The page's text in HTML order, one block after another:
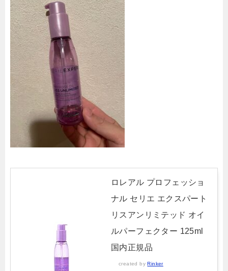
ロレアル プロフェッショ
ナル セリエ エクスパート
リスアンリミテッド オイ
ルパーフェクター 125ml
国内正規品
created byRinker